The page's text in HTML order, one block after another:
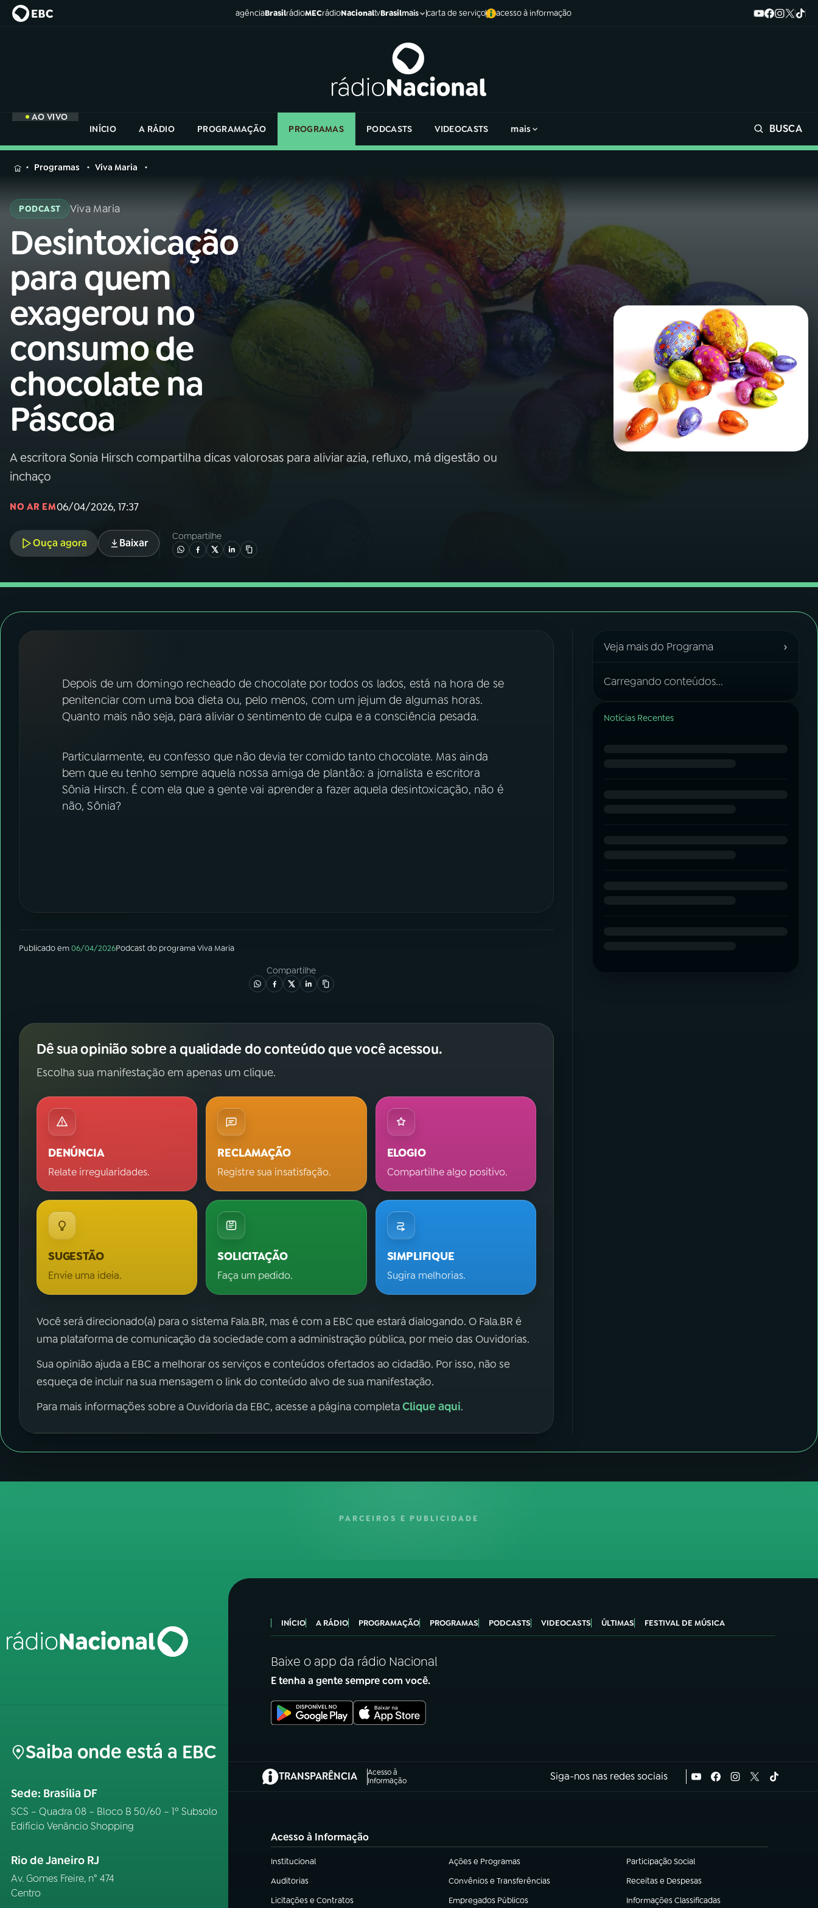
agênciaBrasilrádioMECrádioNacionaltvBrasilmais carta de serviço acesso à informação
AO VIVO
INÍCIO
A RÁDIO PROGRAMAÇÃO PROGRAMAS PODCASTS VIDEOCASTS mais BUSCA
MENU
Buscar
na
Rádio
Nacional
Buscar
01INÍCIO
02 A RÁDIO
03PROGRAMAÇÃO
04PROGRAMAS
06VIDEOCASTS
07ÚLTIMAS
08FESTIVAL DE MÚSICA
Instagram X
na
Rádio
Programas Viva Maria
PODCAST Viva Maria
Desintoxicação
para quem
exagerou no
consumo de
chocolate na
Páscoa
A escritora Sonia Hirsch compartilha dicas valorosas para aliviar azia, refluxo, má digestão ou
inchaço
NO AR EM06/04/2026, 17:37
Ouça agora Baixar
Compartilhe
Depois de um domingo recheado de chocolate por todos os lados, está na hora de se
penitenciar com uma boa dieta ou, pelo menos, com um jejum de algumas horas.
Quanto mais não seja, para aliviar o sentimento de culpa e a consciência pesada.
Particularmente, eu confesso que não devia ter comido tanto chocolate. Mas ainda
bem que eu tenho sempre aquela nossa amiga de plantão: a jornalista e escritora
Sônia Hirsch. É com ela que a gente vai aprender a fazer aquela desintoxicação, não é
não, Sônia?
Publicado em06/04/2026Podcastdo programaViva Maria
Compartilhe
Dê sua opinião sobre a qualidade do conteúdo que você acessou.
Escolha sua manifestação em apenas um clique.
DENÚNCIA
Relate irregularidades.
RECLAMAÇÃO
Registre sua insatisfação.
ELOGIO
Compartilhe algo positivo.
SUGESTÃO
Envie uma ideia.
SOLICITAÇÃO
Faça um pedido.
SIMPLIFIQUE
Sugira melhorias.
Você será direcionado(a) para o sistema Fala.BR, mas é com a EBC que estará dialogando. O Fala.BR é
uma plataforma de comunicação da sociedade com a administração pública, por meio das Ouvidorias.
Sua opinião ajuda a EBC a melhorar os serviços e conteúdos ofertados ao cidadão. Por isso, não se
esqueça de incluir na sua mensagem o link do conteúdo alvo de sua manifestação.
Para mais informações sobre a Ouvidoria da EBC, acesse a página completaClique aqui.
Veja mais do Programa ›
Carregando conteúdos...
Notícias Recentes
PARCEIROS E PUBLICIDADE
Saiba onde está a EBC
Sede: Brasília DF
SCS – Quadra 08 – Bloco B 50/60 – 1º Subsolo
Edifício Venâncio Shopping
Rio de Janeiro RJ
Av. Gomes Freire, n° 474
Centro
INÍCIO A RÁDIO PROGRAMAÇÃO PROGRAMAS PODCASTS VIDEOCASTS ÚLTIMAS FESTIVAL DE MÚSICA
Baixe o app da rádio Nacional
E tenha a gente sempre com você.
TRANSPARÊNCIA
Acesso à
Informação
(abre em nova aba) Siga-nos nas redes sociais
Acesso à Informação
Institucional
(abre em nova aba) Ações e Programas
(abre em nova aba) Participação Social
(abre em nova aba)
Auditorias
(abre em nova aba) Convênios e Transferências
(abre em nova aba) Receitas e Despesas
(abre em nova aba)
Licitações e Contratos
(abre em nova aba) Empregados Públicos
(abre em nova aba) Informações Classificadas
(abre em nova aba)